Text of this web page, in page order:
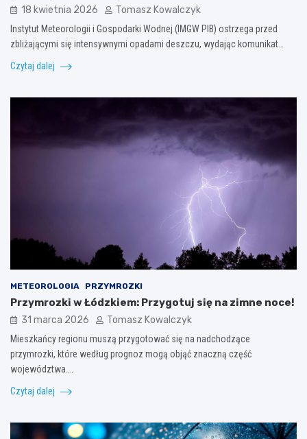
18 kwietnia 2026 Tomasz Kowalczyk
Instytut Meteorologii i Gospodarki Wodnej (IMGW PIB) ostrzega przed
zbliżającymi się intensywnymi opadami deszczu, wydając komunikat…
Czytaj dalej
METEOROLOGIA PRZYMROZKI
Przymrozki w Łódzkiem: Przygotuj się na zimne noce!
31 marca 2026 Tomasz Kowalczyk
Mieszkańcy regionu muszą przygotować się na nadchodzące
przymrozki, które według prognoz mogą objąć znaczną część
województwa.…
Czytaj dalej